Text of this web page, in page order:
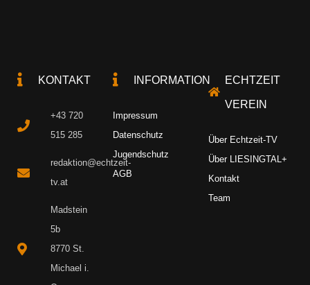
KONTAKT
+43 720
515 285
redaktion@echtzeit-
tv.at
Madstein
5b
8770 St.
Michael i.
INFORMATION
Impressum
Datenschutz
Jugendschutz
AGB
ECHTZEIT
VEREIN
Über Echtzeit-TV
Über LIESINGTAL+
Kontakt
Team